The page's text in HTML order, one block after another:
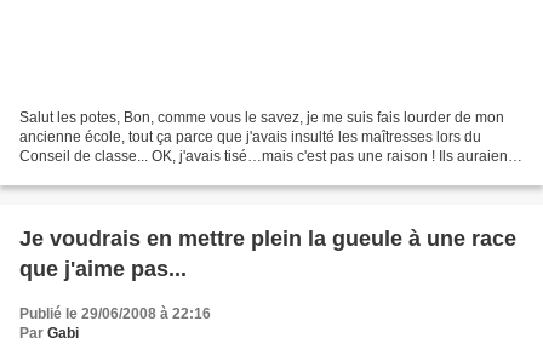
Salut les potes, Bon, comme vous le savez, je me suis fais lourder de mon
ancienne école, tout ça parce que j'avais insulté les maîtresses lors du
Conseil de classe... OK, j'avais tisé…mais c'est pas une raison ! Ils auraient
Je voudrais en mettre plein la gueule à une race
que j'aime pas...
Publié le 29/06/2008 à 22:16
Par Gabi